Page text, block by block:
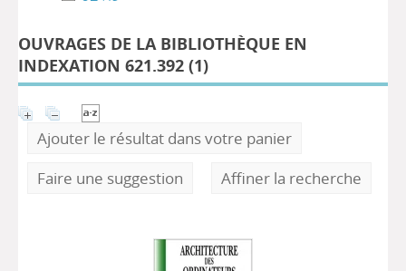
OUVRAGES DE LA BIBLIOTHÈQUE EN
INDEXATION 621.392 (1)
Ajouter le résultat dans votre panier
Faire une suggestion
Affiner la recherche